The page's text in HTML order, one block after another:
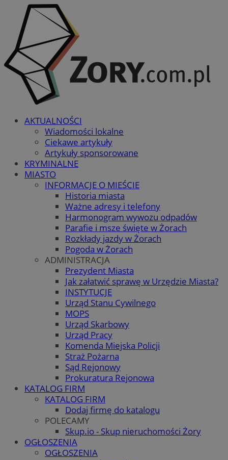
AKTUALNOŚCI
Wiadomości lokalne
Ciekawe artykuły
Artykuły sponsorowane
KRYMINALNE
MIASTO
INFORMACJE O MIEŚCIE
Historia miasta
Ważne adresy i telefony
Harmonogram wywozu odpadów
Parafie i msze święte w Żorach
Rozkłady jazdy w Żorach
Pogoda w Żorach
ADMINISTRACJA
Prezydent Miasta
Jak załatwić sprawę w Urzędzie Miasta?
INSTYTUCJE
Urząd Stanu Cywilnego
MOPS
Urząd Skarbowy
Urząd Pracy
Komenda Miejska Policji
Straż Pożarna
Sąd Rejonowy
Prokuratura Rejonowa
KATALOG FIRM
KATALOG FIRM
Dodaj firmę do katalogu
POLECAMY
Skup.io - Skup nieruchomości Żory
OGŁOSZENIA
OGŁOSZENIA